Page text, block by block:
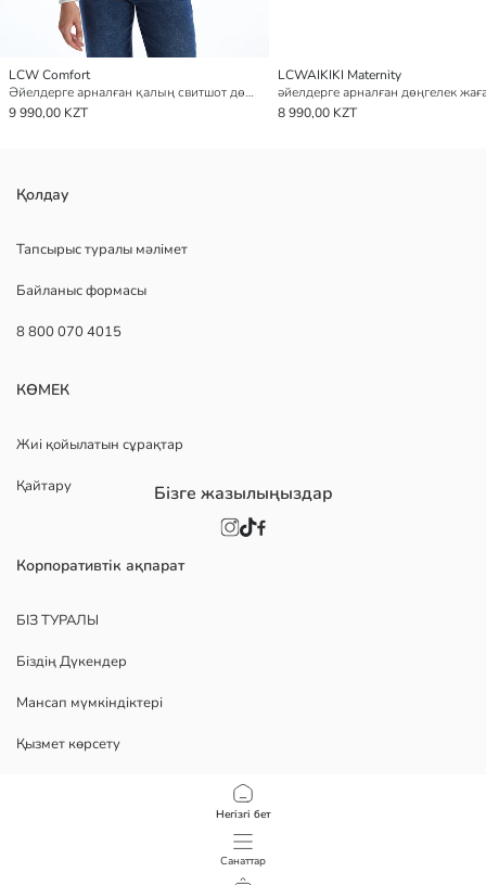
Негізгі бет
Санаттар
LCW Comfort
Әйелдерге арналған қалың свитшот дөңгелек жағалы daisy duck принтті
9 990,00 KZT
LCWAIKIKI Maternity
8 990,00 KZT
Қолдау
Тапсырыс туралы мәлімет
Байланыс формасы
8 800 070 4015
КӨМЕК
Жиі қойылатын сұрақтар
Қайтару
Корпоративтік ақпарат
БІЗ ТУРАЛЫ
Біздің Дүкендер
Мансап мүмкіндіктері
Қызмет көрсету
Бізге жазылыңыздар